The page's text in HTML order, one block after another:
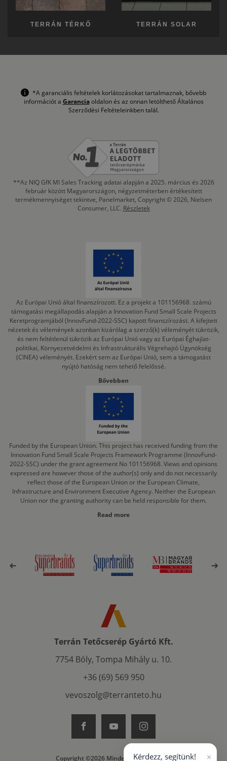
TERRÁN TÉRKŐ TERRÁN SOLAR
*A garanciális feltételek korlátozásokat tartalmaznak, bővebb
információt a Garanciaoldalon és az onnan letölthető Általános
Szerződési Feltételeinkben talál.
**Az NIQ GfK MI Sales Tracking adatai alapján a 2025. március és 2026
február között Magyarországon, négyzetméterben értékesített
termékmennyiséget tekintve, Panelmarket, Copyright © 2026, Nielsen
Consumer, LLC. Részletek
Az Európai Unió által finanszírozott. Ez a projekt a 101156968. számú
támogatási megállapodás alapján a Innovation Fund Small Scale Projects
Keretprogramjából (InnovFund-2022-SSC) kapott finanszírozást. A kifejtett
nézetek és vélemények azonban kizárólag a szerző(k) véleményét tükrözik,
és nem feltétlenül tükrözik az Európai Unió vagy az Európai Éghajlat-
politikai, Környezetvédelmi és Infrastrukturális Végrehajtó Ügynökség
(CINEA) véleményét. Ezekért sem az Európai Unió, sem a támogatást
nyújtó hatóság nem tehető felelőssé.
Bővebben
Funded by the European Union. This project has received funding from the
Innovation Fund Small Scale Projects Framework Programme (InnovFund-
2022-SSC) under the grant agreement No 101156968. Views and opinions
expressed are however those of the author(s) only and do not necessarily
reflect those of the European Union or the European Climate,
Infrastructure and Environment Executive Agency. Neither the European
Union nor the granting authority can be held responsible for them.
Read more
Terrán Tetőcserép Gyártó Kft.
7754 Bóly, Tompa Mihály u. 10.
+36 (69) 569 950
vevoszolg@terranteto.hu
Copyright ©2026 Minden jog fenntartva
Kérdezz, segítünk! ×